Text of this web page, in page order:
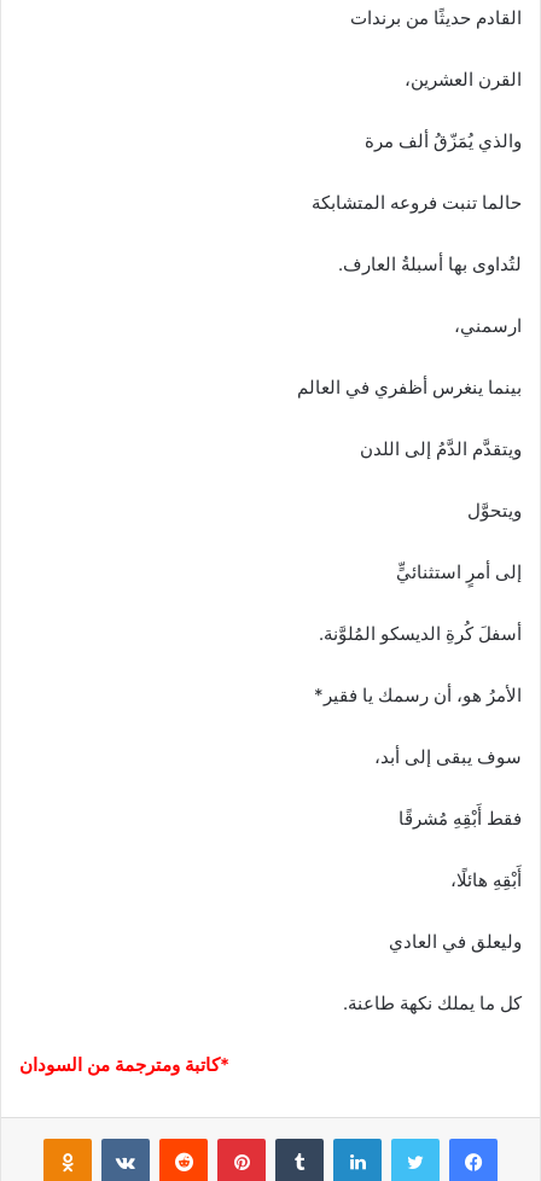
القادم حديثًا من برندات
القرن العشرين،
والذي يُمَزّقُ ألف مرة
حالما تنبت فروعه المتشابكة
لتُداوى بها أسبلةُ العارف.
ارسمني،
بينما ينغرس أظفري في العالم
ويتقدَّم الدَّمُ إلى اللدن
ويتحوَّل
إلى أمرٍ استثنائيٍّ
أسفلَ كُرةِ الديسكو المُلوَّنة.
الأمرُ هو، أن رسمك يا فقير*
سوف يبقى إلى أبد،
فقط أَبْقِهِ مُشرقًا
أَبْقِهِ هائلًا،
وليعلق في العادي
كل ما يملك نكهة طاعنة.
*كاتبة ومترجمة من السودان
فيسبوك لينكدإن بينتيريست